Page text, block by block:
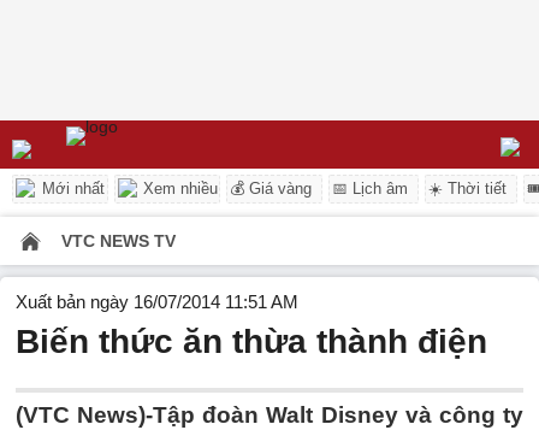
Mới nhất Xem nhiều 💰 Giá vàng 📅 Lịch âm ☀️ Thời tiết
VTC NEWS TV
Xuất bản ngày 16/07/2014 11:51 AM
Biến thức ăn thừa thành điện
(VTC News)-Tập đoàn Walt Disney và công ty